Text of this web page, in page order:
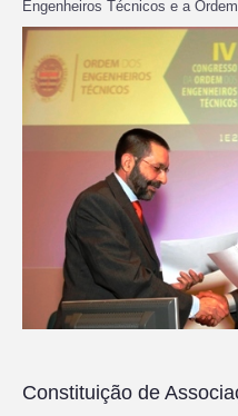
Engenheiros Técnicos e a
Constituição de